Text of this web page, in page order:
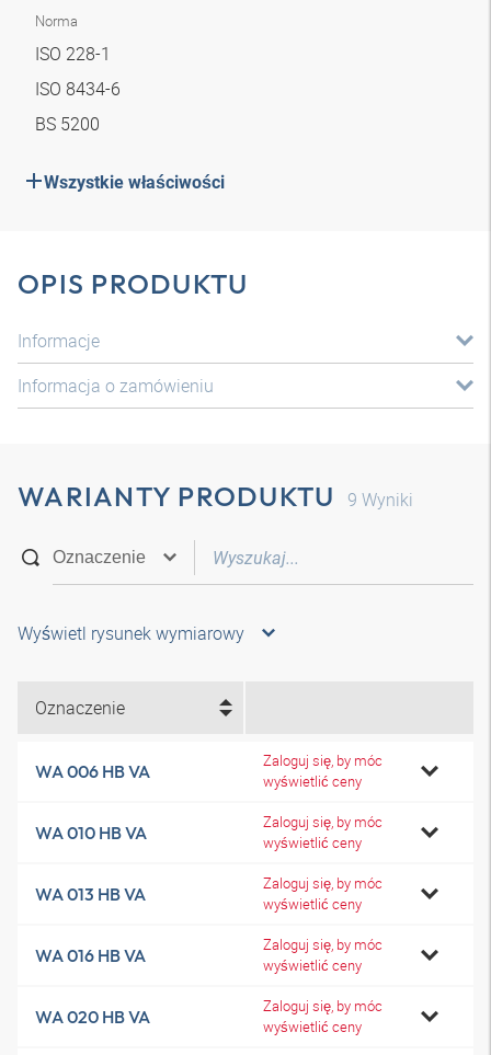
Norma
ISO 228-1
ISO 8434-6
BS 5200
Wszystkie właściwości
OPIS PRODUKTU
Informacje
Informacja o zamówieniu
WARIANTY PRODUKTU 9 Wyniki
Wyświetl rysunek wymiarowy
Oznaczenie
WA 006 HB VA
Zaloguj się, by móc
wyświetlić ceny
WA 010 HB VA
Zaloguj się, by móc
wyświetlić ceny
WA 013 HB VA
Zaloguj się, by móc
wyświetlić ceny
WA 016 HB VA
Zaloguj się, by móc
wyświetlić ceny
WA 020 HB VA
Zaloguj się, by móc
wyświetlić ceny